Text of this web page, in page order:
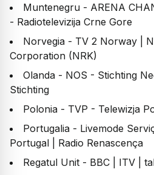
Muntenegru - ARENA
- Radiotelevizija Crne Gore
Norvegia - TV 2 Norway |
Corporation (NRK)
Olanda - NOS - Stichting
Stichting
Polonia - TVP - Telewizja
Portugalia - Livemode
Portugal | Radio Renascença
Regatul Unit - BBC | ITV |